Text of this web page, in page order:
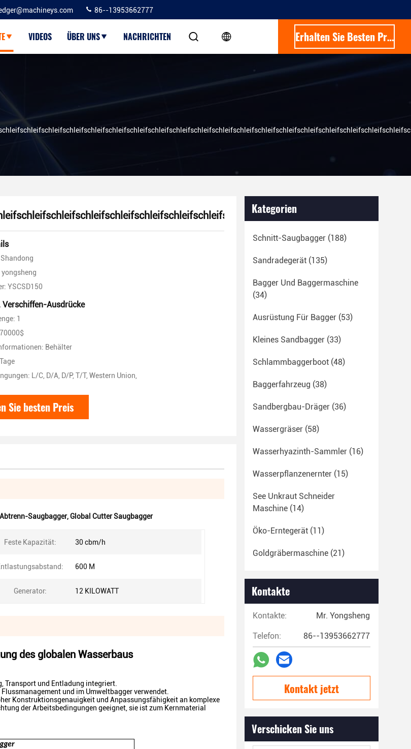
86--13953662777
VIDEOS ÜBER UNS NACHRICHTEN Erhalten Sie Besten Preis
YSCSD150
Ausdrücke
1
Behälter
L/C, D/A, D/P, T/T, Western Union,
Sie besten Preis
Saugbagger,Global Cutter Saugbagger
Feste Kapazität: 30 cbm/h
600 M
Generator: 12 KILOWATT
des globalen Wasserbaus
Transport und Entladung integriert.
und im Umweltbagger verwendet.
Konstruktionsgenauigkeit und Anpassungsfähigkeit an komplexe
der Arbeitsbedingungen geeignet, sie ist zum Kernmaterial
Kategorien
Schnitt-Saugbagger (188)
Sandradegerät (135)
Bagger Und Baggermaschine
(34)
Ausrüstung Für Bagger (53)
Kleines Sandbagger (33)
Schlammbaggerboot (48)
Baggerfahrzeug (38)
Sandbergbau-Dräger (36)
Wassergräser (58)
Wasserhyazinth-Sammler (16)
Wasserpflanzenernter (15)
See Unkraut Schneider
Maschine (14)
Öko-Erntegerät (11)
Goldgräbermaschine (21)
Kontakte
Kontakte: Mr. Yongsheng
Telefon: 86--13953662777
Kontakt jetzt
Verschicken Sie uns